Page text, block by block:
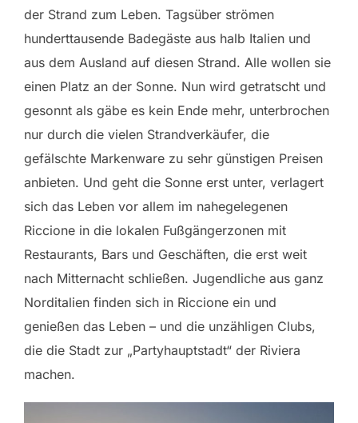
der Strand zum Leben. Tagsüber strömen
hunderttausende Badegäste aus halb Italien und
aus dem Ausland auf diesen Strand. Alle wollen sie
einen Platz an der Sonne. Nun wird getratscht und
gesonnt als gäbe es kein Ende mehr, unterbrochen
nur durch die vielen Strandverkäufer, die
gefälschte Markenware zu sehr günstigen Preisen
anbieten. Und geht die Sonne erst unter, verlagert
sich das Leben vor allem im nahegelegenen
Riccione in die lokalen Fußgängerzonen mit
Restaurants, Bars und Geschäften, die erst weit
nach Mitternacht schließen. Jugendliche aus ganz
Norditalien finden sich in Riccione ein und
genießen das Leben – und die unzähligen Clubs,
die die Stadt zur „Partyhauptstadt“ der Riviera
machen.